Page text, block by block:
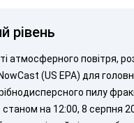
рівень
атмосферного повітря,
(US EPA) для
пилу
станом на 12:00, 8 серпня